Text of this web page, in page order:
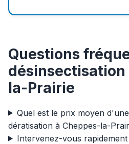
Questions
désinsectisation
la-Prairie
Quel est le prix moyen
dératisation à Cheppes-la-
Intervenez-vous